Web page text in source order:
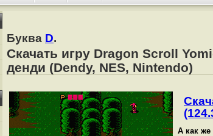
Буква D.
Скачать игру Dragon Scroll
денди (Dendy, NES, Nintendo)
А как же